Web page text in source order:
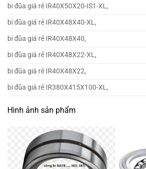
bi đũa giá rẻ IR40X50X20-IS1-XL,
bi đũa giá rẻ IR40X48X40-XL,
bi đũa giá rẻ IR40X48X40,
bi đũa giá rẻ IR40X48X22-XL,
bi đũa giá rẻ IR40X48X22,
bi đũa giá rẻ IR380X415X100-XL,
Hình ảnh sản phẩm